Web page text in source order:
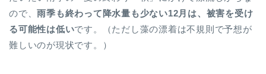
ので、雨季も終わって降水量も少ない12月は、被害を受け
る可能性は低いです。（ただし藻の漂着は不規則で予想が
難しいのが現状です。）